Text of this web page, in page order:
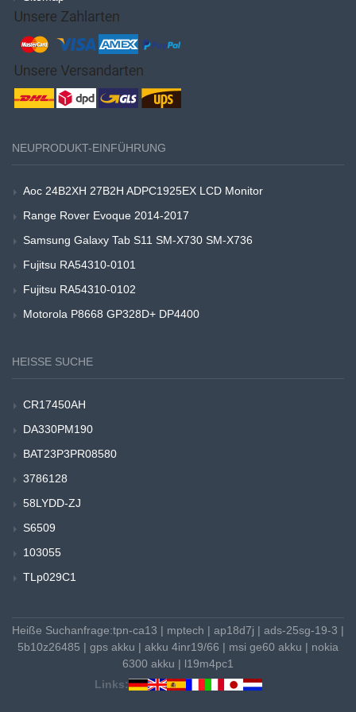
NEUPRODUKT-EINFÜHRUNG
Aoc 24B2XH 27B2H ADPC1925EX LCD Monitor
Range Rover Evoque 2014-2017
Samsung Galaxy Tab S11 SM-X730 SM-X736
Fujitsu RA54310-0101
Fujitsu RA54310-0102
Motorola P8668 GP328D+ DP4400
HEISSE SUCHE
CR17450AH
DA330PM190
BAT23P3PR08580
3786128
58LYDD-ZJ
S6509
103055
TLp029C1
Heiße Suchanfrage:tpn-ca13 | mptech | ap18d7j | ads-25sg-19-3 |
5b10z26485 | gps akku | akku 4inr19/66 | msi ge60 akku | nokia
6300 akku | l19m4pc1
Links: